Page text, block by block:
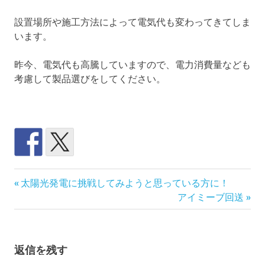
設置場所や施工方法によって電気代も変わってきてしま
います。
昨今、電気代も高騰していますので、電力消費量なども
考慮して製品選びをしてください。
エ
ア
稼
投
稿
前
記
太陽光発電に挑戦してみようと思っている方に！
次
の
アイミーブ回送
返信を残す